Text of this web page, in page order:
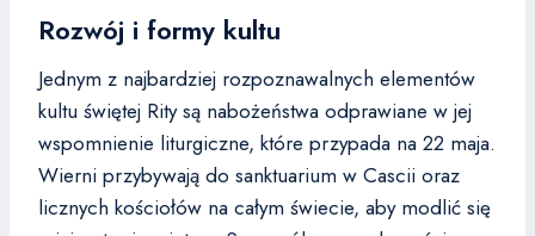
Rozwój i formy kultu
Jednym z najbardziej rozpoznawalnych elementów
kultu świętej Rity są nabożeństwa odprawiane w jej
wspomnienie liturgiczne, które przypada na 22 maja.
Wierni przybywają do sanktuarium w Cascii oraz
licznych kościołów na całym świecie, aby modlić się